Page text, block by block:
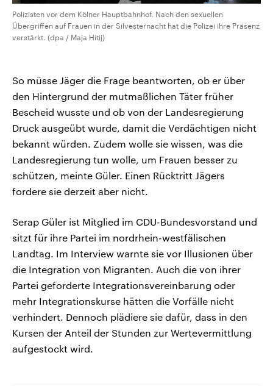
Polizisten vor dem Kölner Hauptbahnhof. Nach den sexuellen
Übergriffen auf Frauen in der Silvesternacht hat die Polizei ihre Präsenz
verstärkt. (dpa / Maja Hitij)
So müsse Jäger die Frage beantworten, ob er über
den Hintergrund der mutmaßlichen Täter früher
Bescheid wusste und ob von der Landesregierung
Druck ausgeübt wurde, damit die Verdächtigen nicht
bekannt würden. Zudem wolle sie wissen, was die
Landesregierung tun wolle, um Frauen besser zu
schützen, meinte Güler. Einen Rücktritt Jägers
fordere sie derzeit aber nicht.
Serap Güler ist Mitglied im CDU-Bundesvorstand und
sitzt für ihre Partei im nordrhein-westfälischen
Landtag. Im Interview warnte sie vor Illusionen über
die Integration von Migranten. Auch die von ihrer
Partei geforderte Integrationsvereinbarung oder
mehr Integrationskurse hätten die Vorfälle nicht
verhindert. Dennoch plädiere sie dafür, dass in den
Kursen der Anteil der Stunden zur Wertevermittlung
aufgestockt wird.